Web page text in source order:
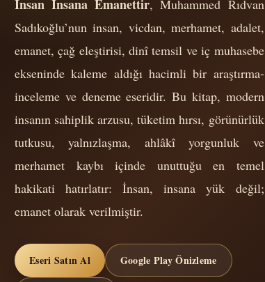
İnsan İnsana Emanettir, Muhammed Rıdvan
Sadıkoğlu’nun insan, vicdan, merhamet, adalet,
emanet, çağ eleştirisi, dinî temsil ve iç muhasebe
ekseninde kaleme aldığı hacimli bir araştırma-
inceleme ve deneme eseridir. Bu kitap, modern
insanın sahiplik arzusu, tüketim hırsı, görün­ürlük
tutkusu, yalnızlaşma, ahlâkî yorgunluk ve
merhamet kaybı içinde unuttuğu en temel
hakikati hatırlatır: İnsan, insana yük değil;
emanet olarak verilmiştir.
Eseri Satın Al Google Play Önizleme